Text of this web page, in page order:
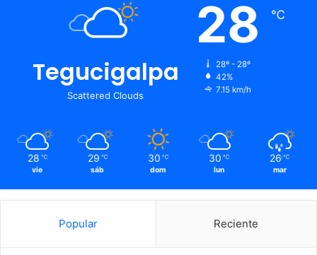
Tegucigalpa
Scattered Clouds
28 ℃
28º - 28º
42%
7.15 km/h
28 ℃
vie
29 ℃
sáb
30 ℃
dom
30 ℃
lun
26 ℃
mar
Popular Reciente